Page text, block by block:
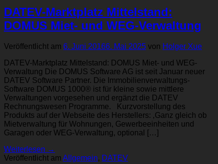
DATEV-Marktplatz Mittelstand:
DOMUS Miet- und WEG-Verwaltung
Veröffentlicht am 6. Juni 20166. Mai 2025 von Holger Xue
DATEV-Marktplatz Mittelstand: DOMUS Miet- und WEG-
Verwaltung Die DOMUS Software AG ist seit Januar neuer
DATEV Software Partner. Die Immobilienverwaltungs-
Software DOMUS 1000® ist für kleine sowie mittlere
Verwaltungen vorgesehen und ergänzt die DATEV
Rechnungswesen Programme. Kurzvorstellung des
Produkts auf der Webseite des Herstellers: ‚Ganz gleich ob
Mietverwaltung für Wohnungen, Gewerbeeinheiten und
Garagen oder WEG-Verwaltung, optional […]
Weiterlesen →
Veröffentlicht am Allgemein, DATEV